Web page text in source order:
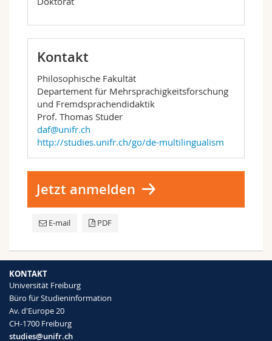
Kontakt
Philosophische Fakultät
Departement für Mehrsprachigkeitsforschung
und Fremdsprachendidaktik
Prof. Thomas Studer
daf@unifr.ch
http://studies.unifr.ch/go/de-multilingualism
Jetzt anmelden
E-mail PDF
KONTAKT
Universität Freiburg
Büro für Studieninformation
Av. d'Europe 20
CH-1700 Freiburg
studies@unifr.ch